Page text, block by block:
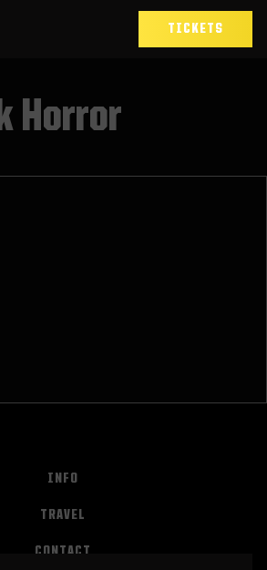
TICKETS
Horror
INFO
TRAVEL
CONTACT